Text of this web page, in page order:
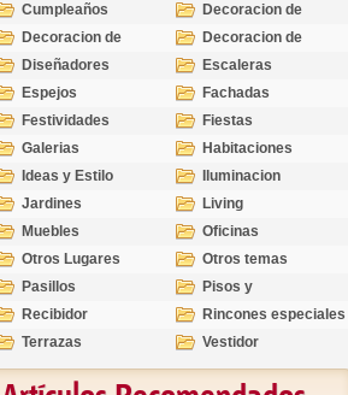
Cumpleaños
Decoracion de
Exteriores
Decoracion de
Interiores
Decoracion de
Ocasiones
Diseñadores
Escaleras
Espejos
Fachadas
Festividades
Fiestas
Galerias
Habitaciones
Ideas y Estilo
Iluminacion
Jardines
Living
Muebles
Oficinas
Otros Lugares
Otros temas
Pasillos
Pisos y
revestimientos
Recibidor
Rincones especiales
Terrazas
Vestidor